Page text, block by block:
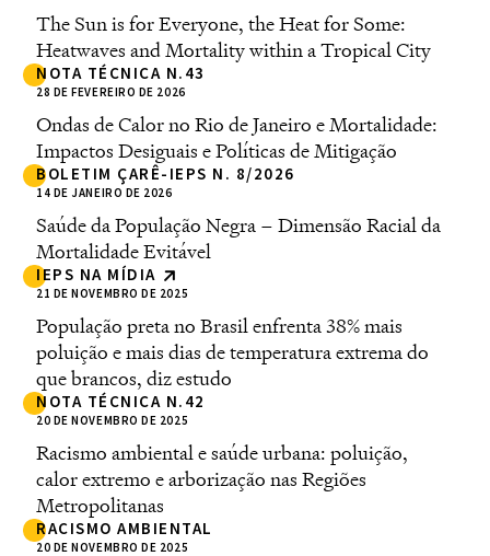
The Sun is for Everyone, the Heat for Some:
Heatwaves and Mortality within a Tropical City
NOTA TÉCNICA N.43
28 DE FEVEREIRO DE 2026
Ondas de Calor no Rio de Janeiro e Mortalidade:
Impactos Desiguais e Políticas de Mitigação
BOLETIM ÇARÊ-IEPS N. 8/2026
14 DE JANEIRO DE 2026
Saúde da População Negra – Dimensão Racial da
Mortalidade Evitável
IEPS NA MÍDIA
21 DE NOVEMBRO DE 2025
População preta no Brasil enfrenta 38% mais
poluição e mais dias de temperatura extrema do
que brancos, diz estudo
NOTA TÉCNICA N.42
20 DE NOVEMBRO DE 2025
Racismo ambiental e saúde urbana: poluição,
calor extremo e arborização nas Regiões
Metropolitanas
RACISMO AMBIENTAL
20 DE NOVEMBRO DE 2025